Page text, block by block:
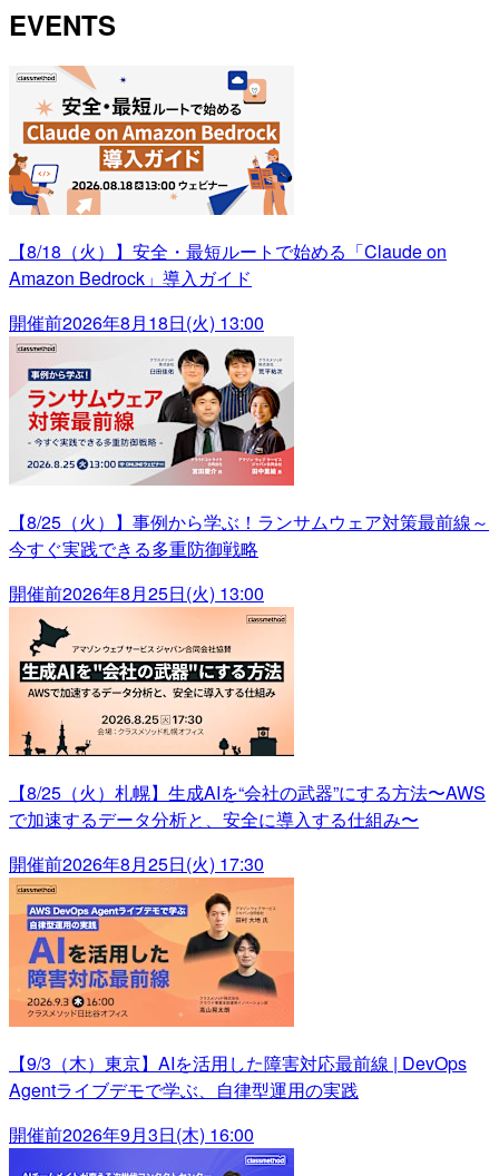
EVENTS
【8/18（火）】安全・最短ルートで始める「Claude on
Amazon Bedrock」導入ガイド
開催前2026年8月18日(火) 13:00
【8/25（火）】事例から学ぶ！ランサムウェア対策最前線～
今すぐ実践できる多重防御戦略
開催前2026年8月25日(火) 13:00
【8/25（火）札幌】生成AIを“会社の武器”にする方法〜AWS
で加速するデータ分析と、安全に導入する仕組み〜
開催前2026年8月25日(火) 17:30
【9/3（木）東京】AIを活用した障害対応最前線 | DevOps
Agentライブデモで学ぶ、自律型運用の実践
開催前2026年9月3日(木) 16:00